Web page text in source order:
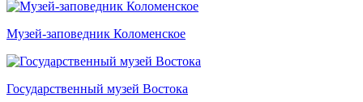
Музей-заповедник Коломенское
Государственный музей Востока